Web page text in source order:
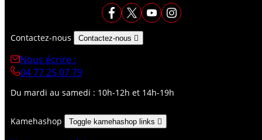
Contactez-nous Contactez-nous 
Nous écrire :
04 77 25 07 79
Du mardi au samedi : 10h-12h et 14h-19h
Kamehashop Toggle kamehashop links 